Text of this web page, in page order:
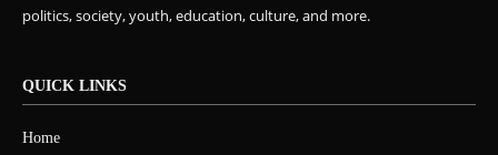
politics, society, youth, education, culture, and more.
QUICK LINKS
Home